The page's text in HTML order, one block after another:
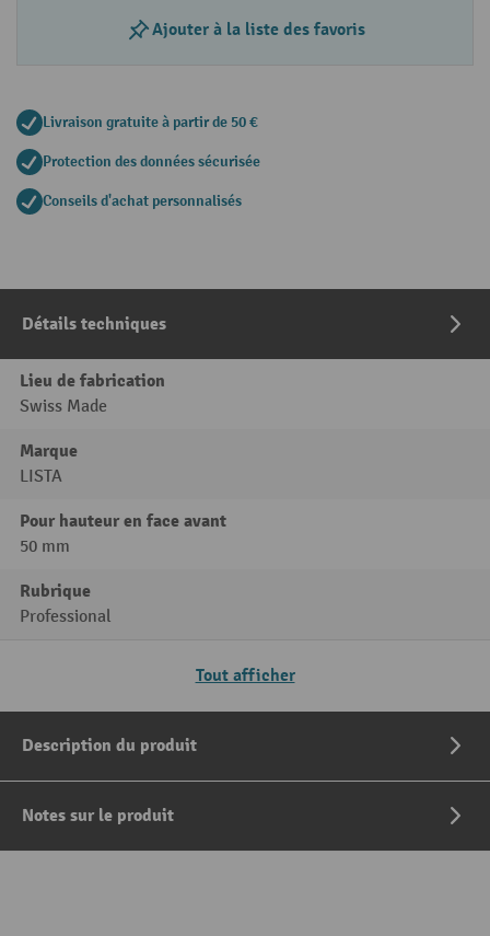
Ajouter à la liste des favoris
Livraison gratuite à partir de 50 €
Protection des données sécurisée
Conseils d'achat personnalisés
Détails techniques
Lieu de fabrication
Swiss Made
Marque
LISTA
Pour hauteur en face avant
50 mm
Rubrique
Professional
Tout afficher
Description du produit
Notes sur le produit